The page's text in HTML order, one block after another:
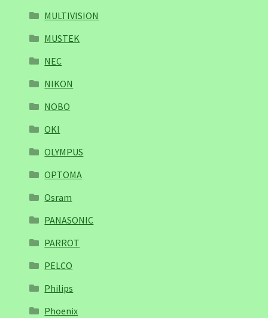
MULTIVISION
MUSTEK
NEC
NIKON
NOBO
OKI
OLYMPUS
OPTOMA
Osram
PANASONIC
PARROT
PELCO
Philips
Phoenix